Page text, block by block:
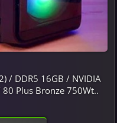
/ DDR5 16GB / NVIDIA
80 Plus Bronze 750Wt..